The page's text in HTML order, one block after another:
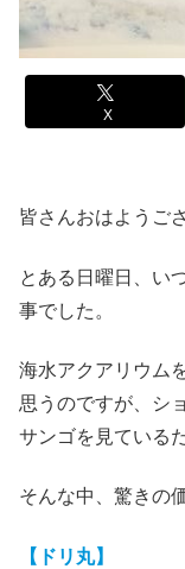
X
皆さんおはようご
とある日曜日、い
事でした。
海水アクアリウム
思うのですが、シ
サンゴを見ている
そんな中、驚きの
【ドリ丸】